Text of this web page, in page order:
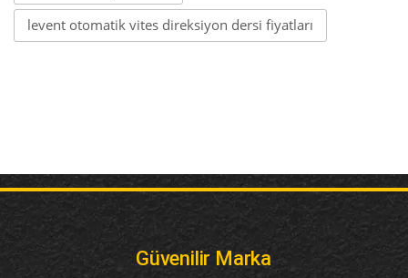
levent otomatik vites direksiyon dersi fiyatları
Güvenilir Marka